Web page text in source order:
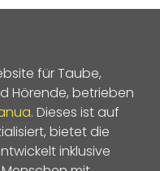
für Taube,
Hörende, betrieben
. Dieses ist auf
bietet die
inklusive